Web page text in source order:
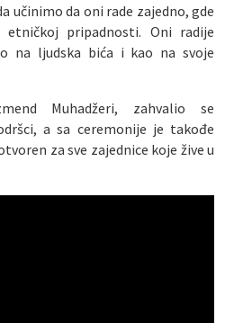
učinimo da oni rade zajedno, gde
pripadnosti. Oni radije
na ljudska bića i kao na svoje
Muhadžeri, zahvalio se
a sa ceremonije je takođe
za sve zajednice koje žive u